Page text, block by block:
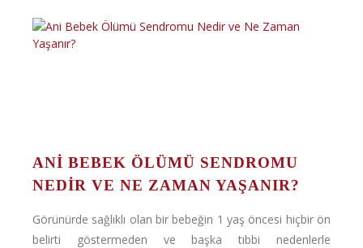
ANI BEBEK ÖLÜMÜ SENDROMU
NEDIR VE NE ZAMAN YAŞANIR?
Görünürde sağlıklı olan bir bebeğin 1 yaş öncesi hiçbir ön
belirti göstermeden ve başka tıbbi nedenlerle